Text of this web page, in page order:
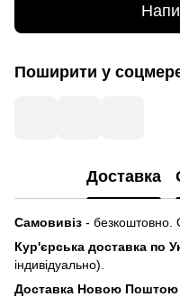
Поширити у
Доставка
Самовивіз - безкоштовно.
Кур'єрська доставка по
індивідуально).
Доставка Новою Поштою